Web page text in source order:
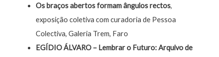
Os braços abertos formam ângulos rectos,
exposição coletiva com curadoria de Pessoa
Colectiva, Galeria Trem, Faro
EGÍDIO ÁLVARO – Lembrar o Futuro: Arquivo de